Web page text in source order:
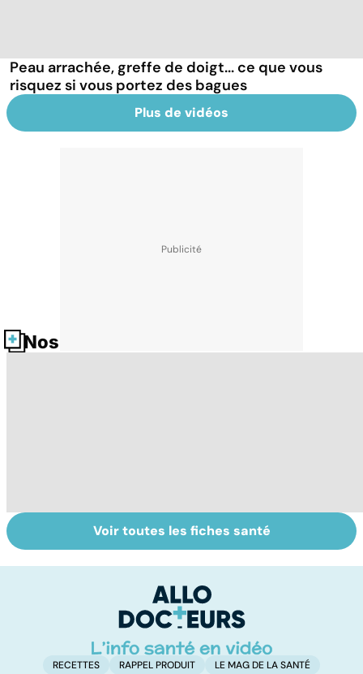
Peau arrachée, greffe de doigt... ce que vous
risquez si vous portez des bagues
Plus de vidéos
Nos fiches santé
La main, un outil
utile mais fragile
Prévenir les
intoxications au
carbone
Voir toutes les fiches santé
RECETTES RAPPEL PRODUIT LE MAG DE LA SANTÉ